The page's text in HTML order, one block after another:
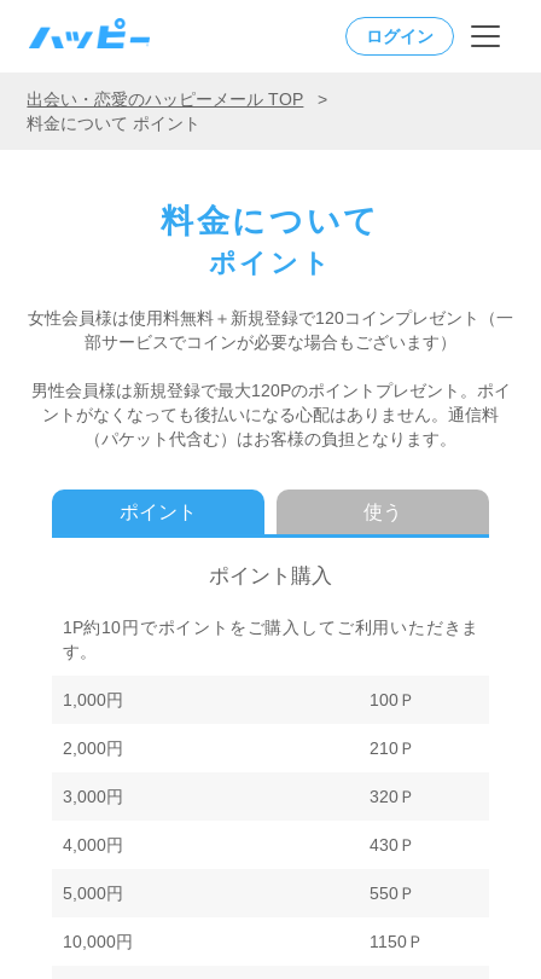
ログイン
出会い・恋愛のハッピーメール TOP
>
料金について ポイント
料金について
ポイント
女性会員様は使用料無料＋新規登録で120コインプレゼント
（一
部サービスでコインが必要な場合もございます）
男性会員様は新規登録で最大120Pのポイントプレゼント。 ポイ
ントがなくなっても後払いになる心配はありません。 通信料
（パケット代含む）はお客様の負担となります。
ポイント 使う
ポイント購入
1P約10円でポイントをご購入してご利用いただきま
す。
1,000円 100Ｐ
2,000円 210Ｐ
3,000円 320Ｐ
4,000円 430Ｐ
5,000円 550Ｐ
10,000円 1150Ｐ